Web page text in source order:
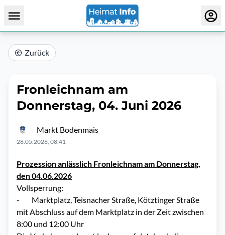
Zurück
Fronleichnam am
Donnerstag, 04. Juni 2026
Markt Bodenmais
28.05.2026, 08:41
Prozession anlässlich Fronleichnam am Donnerstag,
den 04.06.2026
Vollsperrung:
- Marktplatz, Teisnacher Straße, Kötztinger Straße
mit Abschluss auf dem Marktplatz in der Zeit zwischen
8:00 und 12:00 Uhr